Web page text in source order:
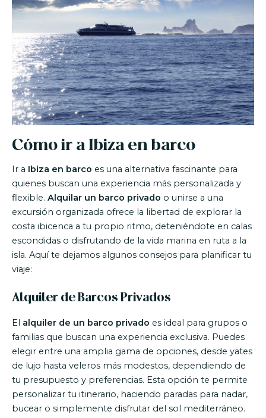
Cómo ir a Ibiza en barco
Ir a Ibiza en barco es una alternativa fascinante para
quienes buscan una experiencia más personalizada y
flexible. Alquilar un barco privado o unirse a una
excursión organizada ofrece la libertad de explorar la
costa ibicenca a tu propio ritmo, deteniéndote en calas
escondidas o disfrutando de la vida marina en ruta a la
isla. Aquí te dejamos algunos consejos para planificar tu
viaje:
Alquiler de Barcos Privados
El alquiler de un barco privado es ideal para grupos o
familias que buscan una experiencia exclusiva. Puedes
elegir entre una amplia gama de opciones, desde yates
de lujo hasta veleros más modestos, dependiendo de
tu presupuesto y preferencias. Esta opción te permite
personalizar tu itinerario, haciendo paradas para nadar,
bucear o simplemente disfrutar del sol mediterráneo.